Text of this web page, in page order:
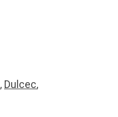
, Dulcec,